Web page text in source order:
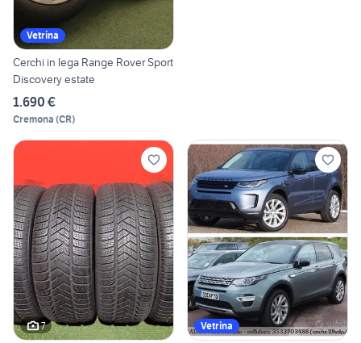
Vetrina
Cerchi in lega Range Rover Sport
Discovery estate
1.690 €
Cremona (CR)
7 Vetrina